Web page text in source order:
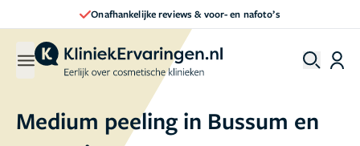
Onafhankelijke reviews & voor- en nafoto’s
Medium peeling in Bussum en